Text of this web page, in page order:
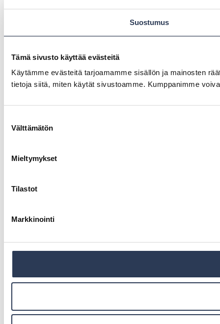
Suostumus
Tämä sivusto käyttää evästeitä
Käytämme evästeitä tarjoamamme sisällön ja mainosten
tietoja siitä, miten käytät sivustoamme. Kumppanimme
valinta
Välttämätön
Mieltymykset
Tilastot
Markkinointi